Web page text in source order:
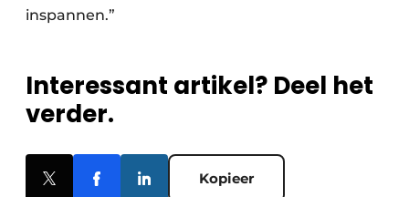
inspannen.”
Interessant artikel? Deel het
verder.
Kopieer